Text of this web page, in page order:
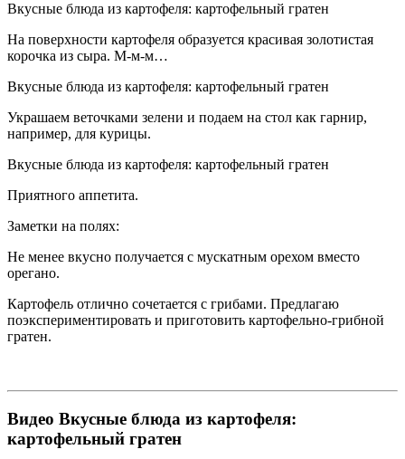
Вкусные блюда из картофеля: картофельный гратен
На поверхности картофеля образуется красивая золотистая
корочка из сыра. М-м-м…
Вкусные блюда из картофеля: картофельный гратен
Украшаем веточками зелени и подаем на стол как гарнир,
например, для курицы.
Вкусные блюда из картофеля: картофельный гратен
Приятного аппетита.
Заметки на полях:
Не менее вкусно получается с мускатным орехом вместо
орегано.
Картофель отлично сочетается с грибами. Предлагаю
поэкспериментировать и приготовить картофельно-грибной
гратен.
Видео Вкусные блюда из картофеля:
картофельный гратен